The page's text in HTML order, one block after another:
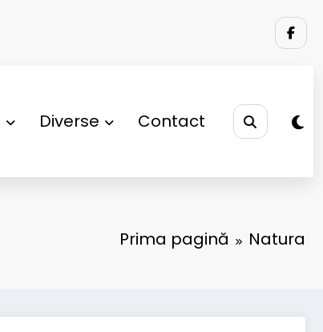
Diverse Contact
Prima pagină Natura